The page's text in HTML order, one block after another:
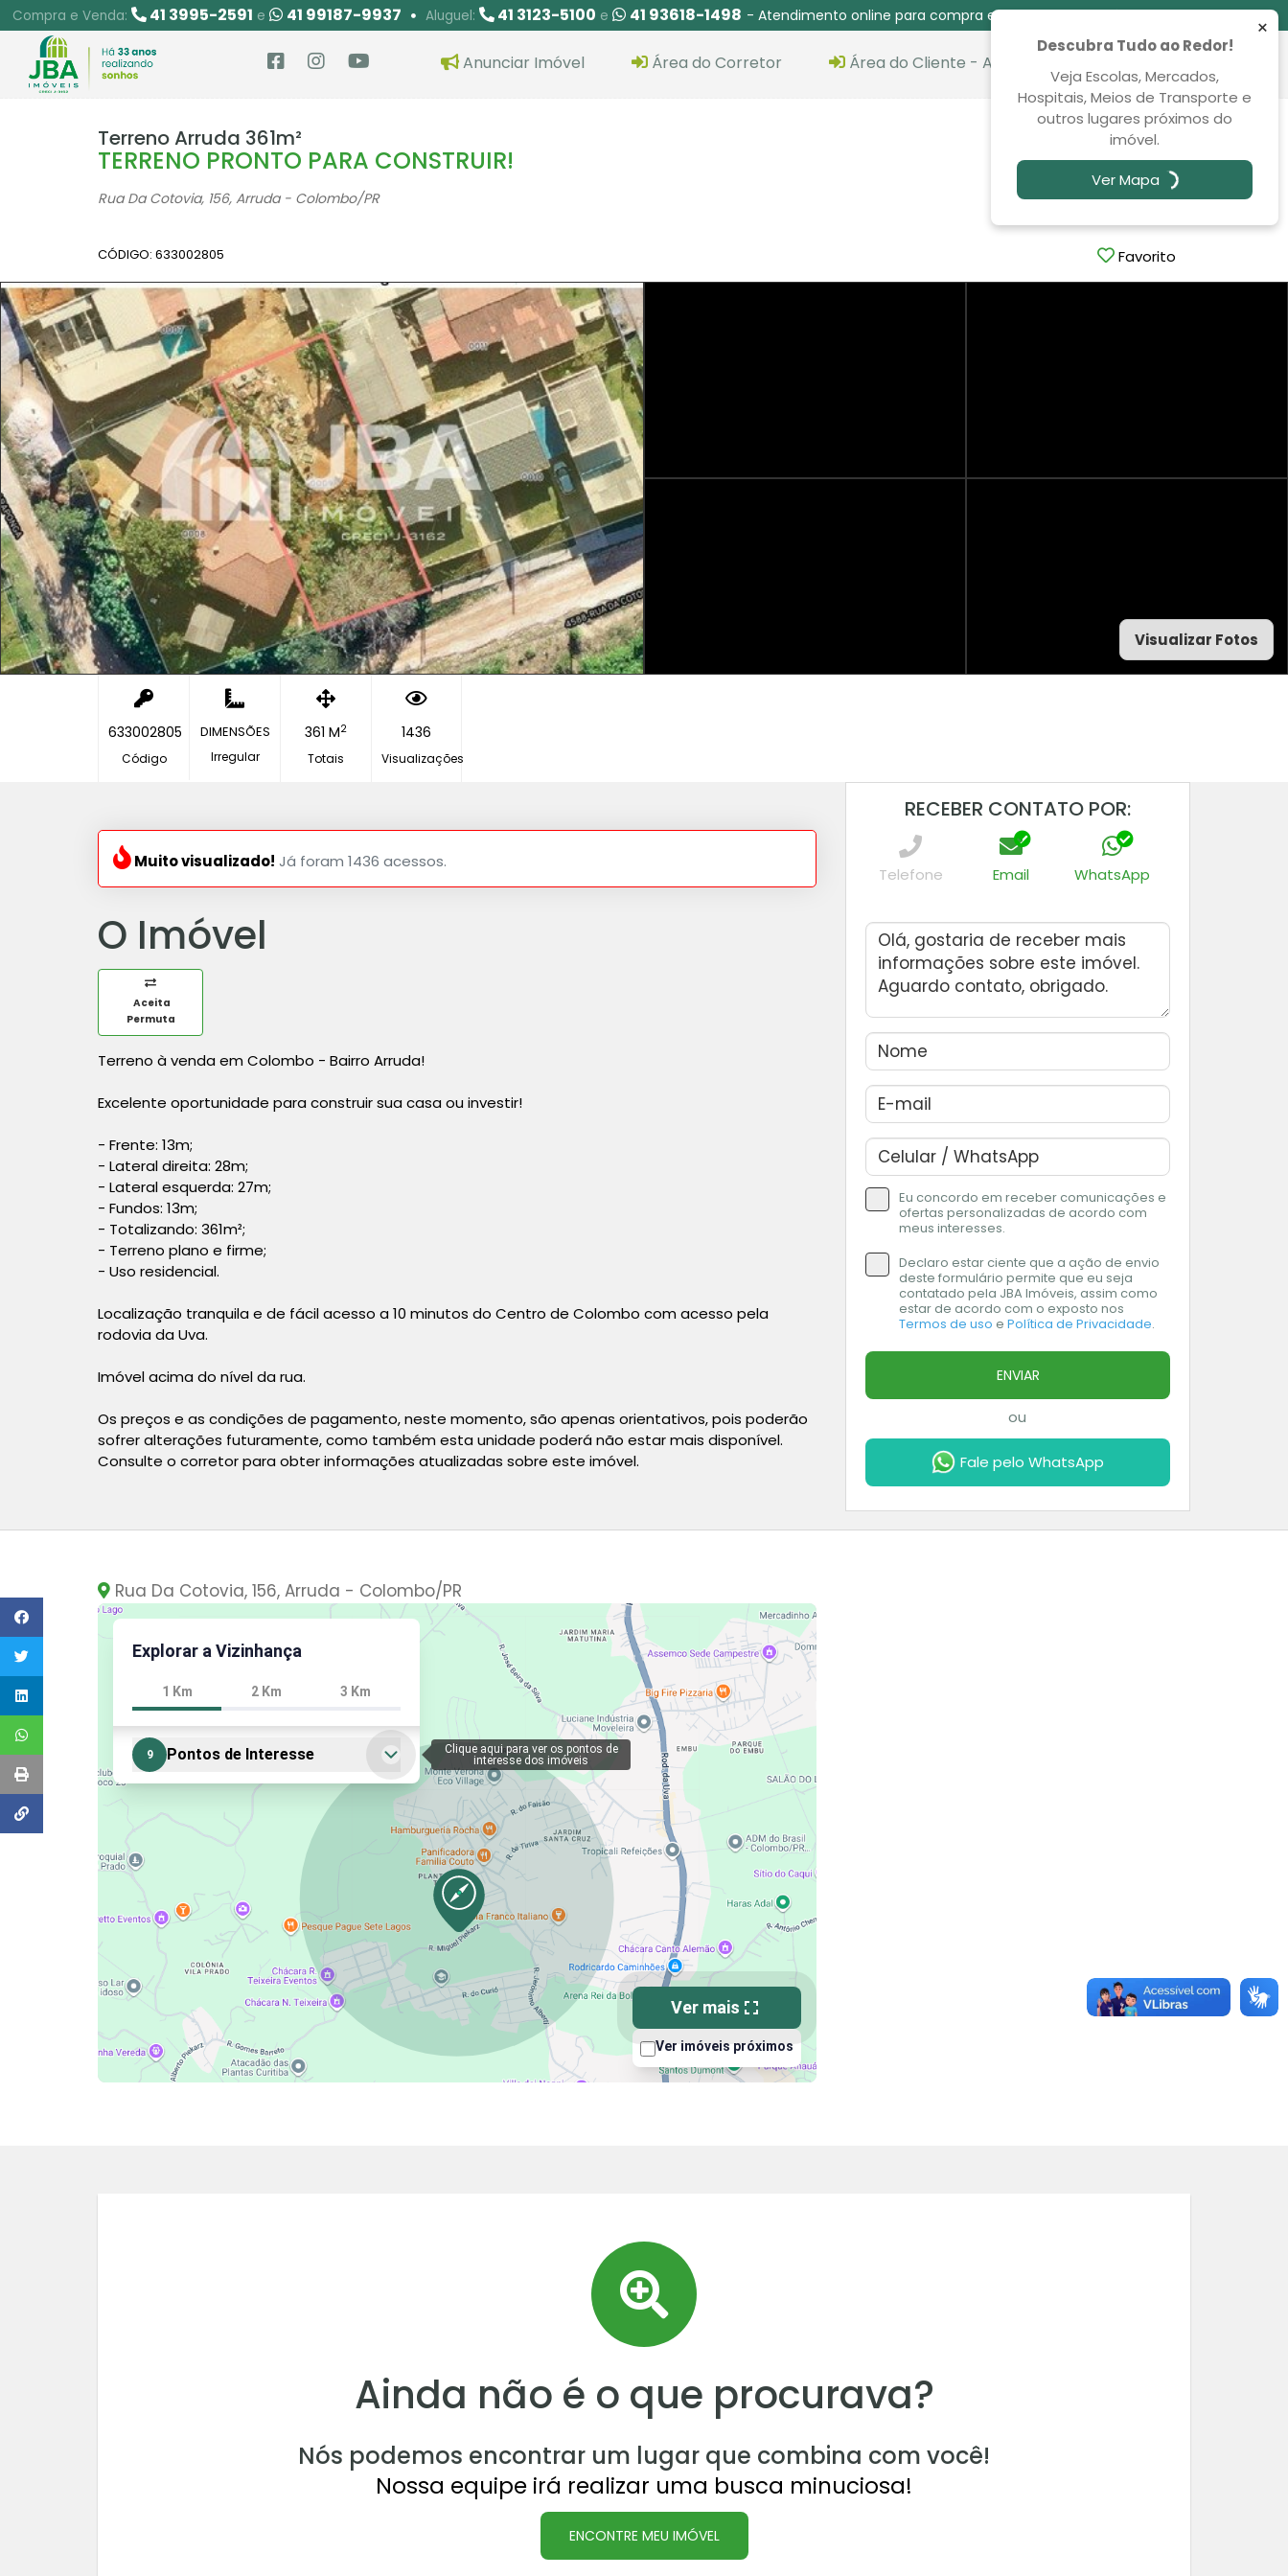
Compra e Venda: 41 3995-2591 e 41 99187-9937 Aluguel: 41 3123-5100 e 41 93618-1498 - Atendimento online para compra e venda das 08:30 às 00:00
Anunciar Imóvel Área do Corretor Área do Cliente - Aluguel
Terreno Arruda 361m²
TERRENO PRONTO PARA CONSTRUIR!
Rua Da Cotovia, 156, Arruda - Colombo/PR
Economize R$ 25.000,00
POR: R$ 135.000,00
CÓDIGO: 633002805 Favorito
Visualizar Fotos
633002805
Código
DIMENSÕES
Irregular
361 M2
Totais
1436
Visualizações
Muito visualizado! Já foram 1436 acessos.
O Imóvel
Aceita
Permuta
Terreno à venda em Colombo - Bairro Arruda!
Excelente oportunidade para construir sua casa ou investir!
- Frente: 13m;
- Lateral direita: 28m;
- Lateral esquerda: 27m;
- Fundos: 13m;
- Totalizando: 361m²;
- Terreno plano e firme;
- Uso residencial.
Localização tranquila e de fácil acesso a 10 minutos do Centro de Colombo com acesso pela
rodovia da Uva.
Imóvel acima do nível da rua.
Os preços e as condições de pagamento, neste momento, são apenas orientativos, pois poderão
sofrer alterações futuramente, como também esta unidade poderá não estar mais disponível.
Consulte o corretor para obter informações atualizadas sobre este imóvel.
Rua Da Cotovia, 156, Arruda - Colombo/PR
RECEBER CONTATO POR:
Telefone Email WhatsApp
Eu concordo em receber comunicações e
ofertas personalizadas de acordo com
meus interesses.
Declaro estar ciente que a ação de envio
deste formulário permite que eu seja
contatado pela JBA Imóveis, assim como
estar de acordo com o exposto nos
Termos de uso e Política de Privacidade.
ENVIAR
ou
Fale pelo WhatsApp
Ainda não é o que procurava?
Nós podemos encontrar um lugar que combina com você!
Nossa equipe irá realizar uma busca minuciosa!
ENCONTRE MEU IMÓVEL
×
Descubra Tudo ao Redor!
Veja Escolas, Mercados,
Hospitais, Meios de Transporte e
outros lugares próximos do
imóvel.
Ver Mapa